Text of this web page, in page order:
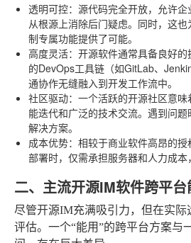
透明可控：源代码完全开放，允许企
从根源上消除后门疑虑。同时，这
制专属功能提供了可能。
高度灵活：开源软件通常具备良好
的DevOps工具链（如GitLab、
通协作无缝融入到开发工作流中。
社区驱动：一个活跃的开源社区意
能迭代和广泛的技术交流。遇到问
解决方案。
成本优势：相较于商业软件高昂的
部署时，仅需承担服务器和人力成本
二、主流开源IM软件跨平
尽管开源IM充满吸引力，但在实际
评估。一个“能用”的跨平台方案与